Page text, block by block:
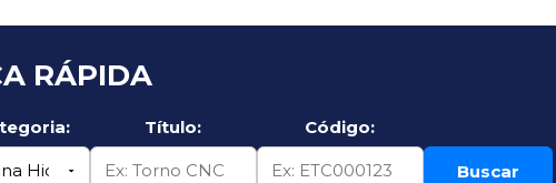
RÁPIDA
Título: Código:
Buscar